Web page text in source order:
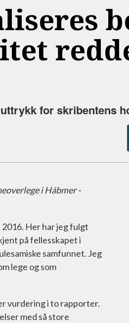
for skribentens
i Hábmer -
2016. Her har jeg fulgt
på fellesskapet i
samfunnet. Jeg
lege og som
vurdering i to rapporter.
med så store